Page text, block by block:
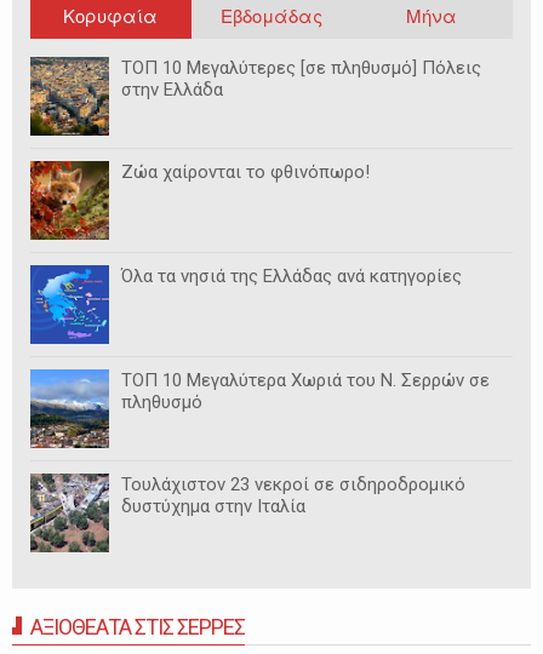
Κορυφαία Εβδομάδας Μήνα
ΤΟΠ 10 Μεγαλύτερες [σε πληθυσμό] Πόλεις
στην Ελλάδα
Ζώα χαίρονται το φθινόπωρο!
Όλα τα νησιά της Ελλάδας ανά κατηγορίες
ΤΟΠ 10 Μεγαλύτερα Χωριά του Ν. Σερρών σε
πληθυσμό
Τουλάχιστον 23 νεκροί σε σιδηροδρομικό
δυστύχημα στην Ιταλία
ΑΞΙΟΘΕΑΤΑ ΣΤΙΣ ΣΕΡΡΕΣ